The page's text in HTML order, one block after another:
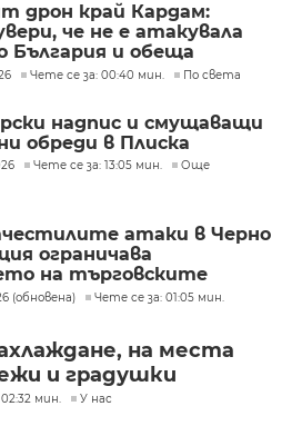
дрон край Кардам:
че не е атакувала
България и обеща
Чете се за: 00:40 мин. По света
надпис и смущаващи
обреди в Плиска
Чете се за: 13:05 мин. Още
атаки в Черно
ограничава
на търговските
(обновена)
Чете се за: 01:05 мин.
на места
и градушки
мин. У нас